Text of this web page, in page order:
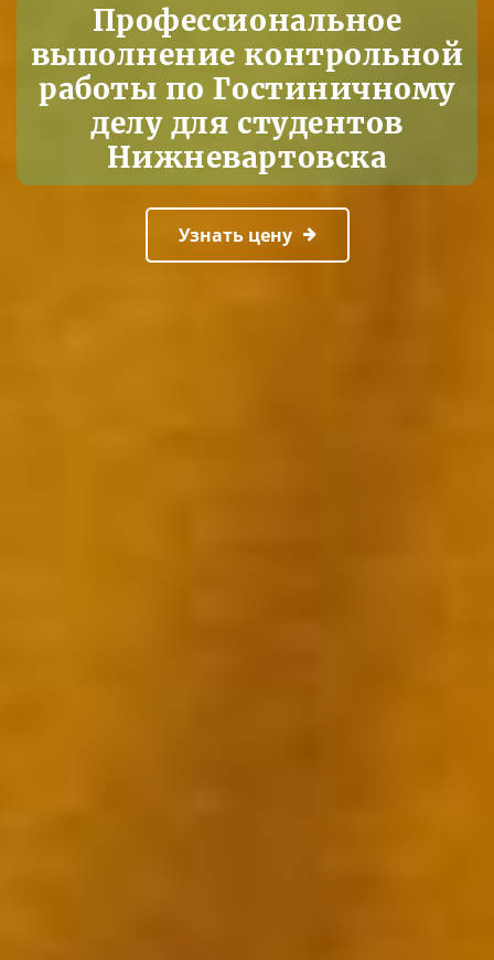
Профессиональное
выполнение контрольной
работы по Гостиничному
делу для студентов
Нижневартовска
Узнать цену